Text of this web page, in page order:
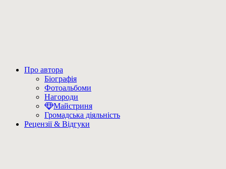
Про автора
Біографія
Фотоальбоми
Нагороди
Майстриня
Громадська діяльність
Рецензії & Відгуки